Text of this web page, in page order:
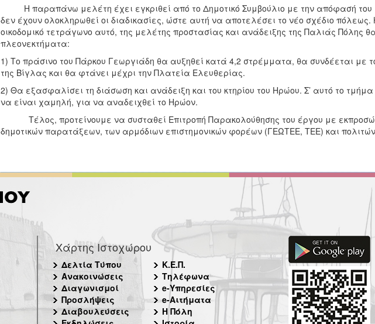
Η παραπάνω μελέτη έχει εγκριθεί από το Δημοτικό Συμβούλιο με την απόφασή του
δεν έχουν ολοκληρωθεί οι διαδικασίες, ώστε αυτή να αποτελέσει το νέο σχέδιο
οικοδομικό τετράγωνο αυτό, της μελέτης προστασίας και ανάδειξης της Παλιάς Πόλης
πλεονεκτήματα:
1) Το πράσινο του Πάρκου Γεωργιάδη θα αυξηθεί κατά 4,2 στρέμματα, θα συνδέεται με
της Βίγλας και θα φτάνει μέχρι την Πλατεία Ελευθερίας.
2) Θα εξασφαλίσει τη διάσωση και ανάδειξη και του κτηρίου του Ηρώου. Σ’ αυτό το
να είναι χαμηλή, για να αναδειχθεί το Ηρώον.
Τέλος, προτείνουμε να συσταθεί Επιτροπή Παρακολούθησης του έργου με
δημοτικών παρατάξεων, των αρμόδιων επιστημονικών φορέων (ΓΕΩΤΕΕ, ΤΕΕ) και
Χάρτης Ιστοχώρου
Δελτία Τύπου
Ανακοινώσεις
Διαγωνισμοί
Προσλήψεις
Διαβουλεύσεις
Κ.Ε.Π.
Τηλέφωνα
e-Υπηρεσίες
e-Αιτήματα
Η Πόλη